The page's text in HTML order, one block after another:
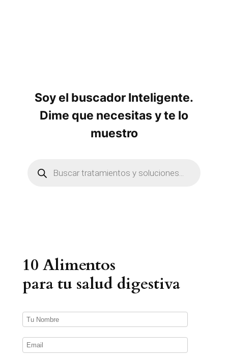
Soy el buscador Inteligente.
Dime que necesitas y te lo
muestro
o
d
c
t
s
10 Alimentos
para tu salud digestiva